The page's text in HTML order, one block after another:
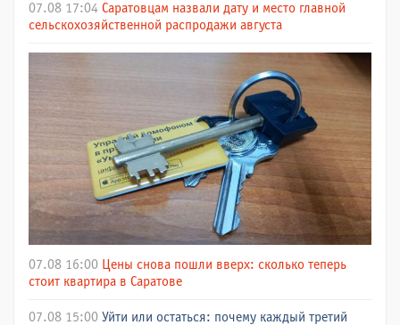
07.08 17:04 Саратовцам назвали дату и место главной
сельскохозяйственной распродажи августа
07.08 16:00 Цены снова пошли вверх: сколько теперь
стоит квартира в Саратове
07.08 15:00 Уйти или остаться: почему каждый третий